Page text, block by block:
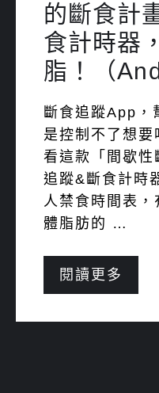
的斷食計
食計時器
脂！（
斷食追蹤App，
是控制不了想
看這款「間歇
追蹤&斷食計時
人禁食時間表
體脂肪的 …
閱讀更多